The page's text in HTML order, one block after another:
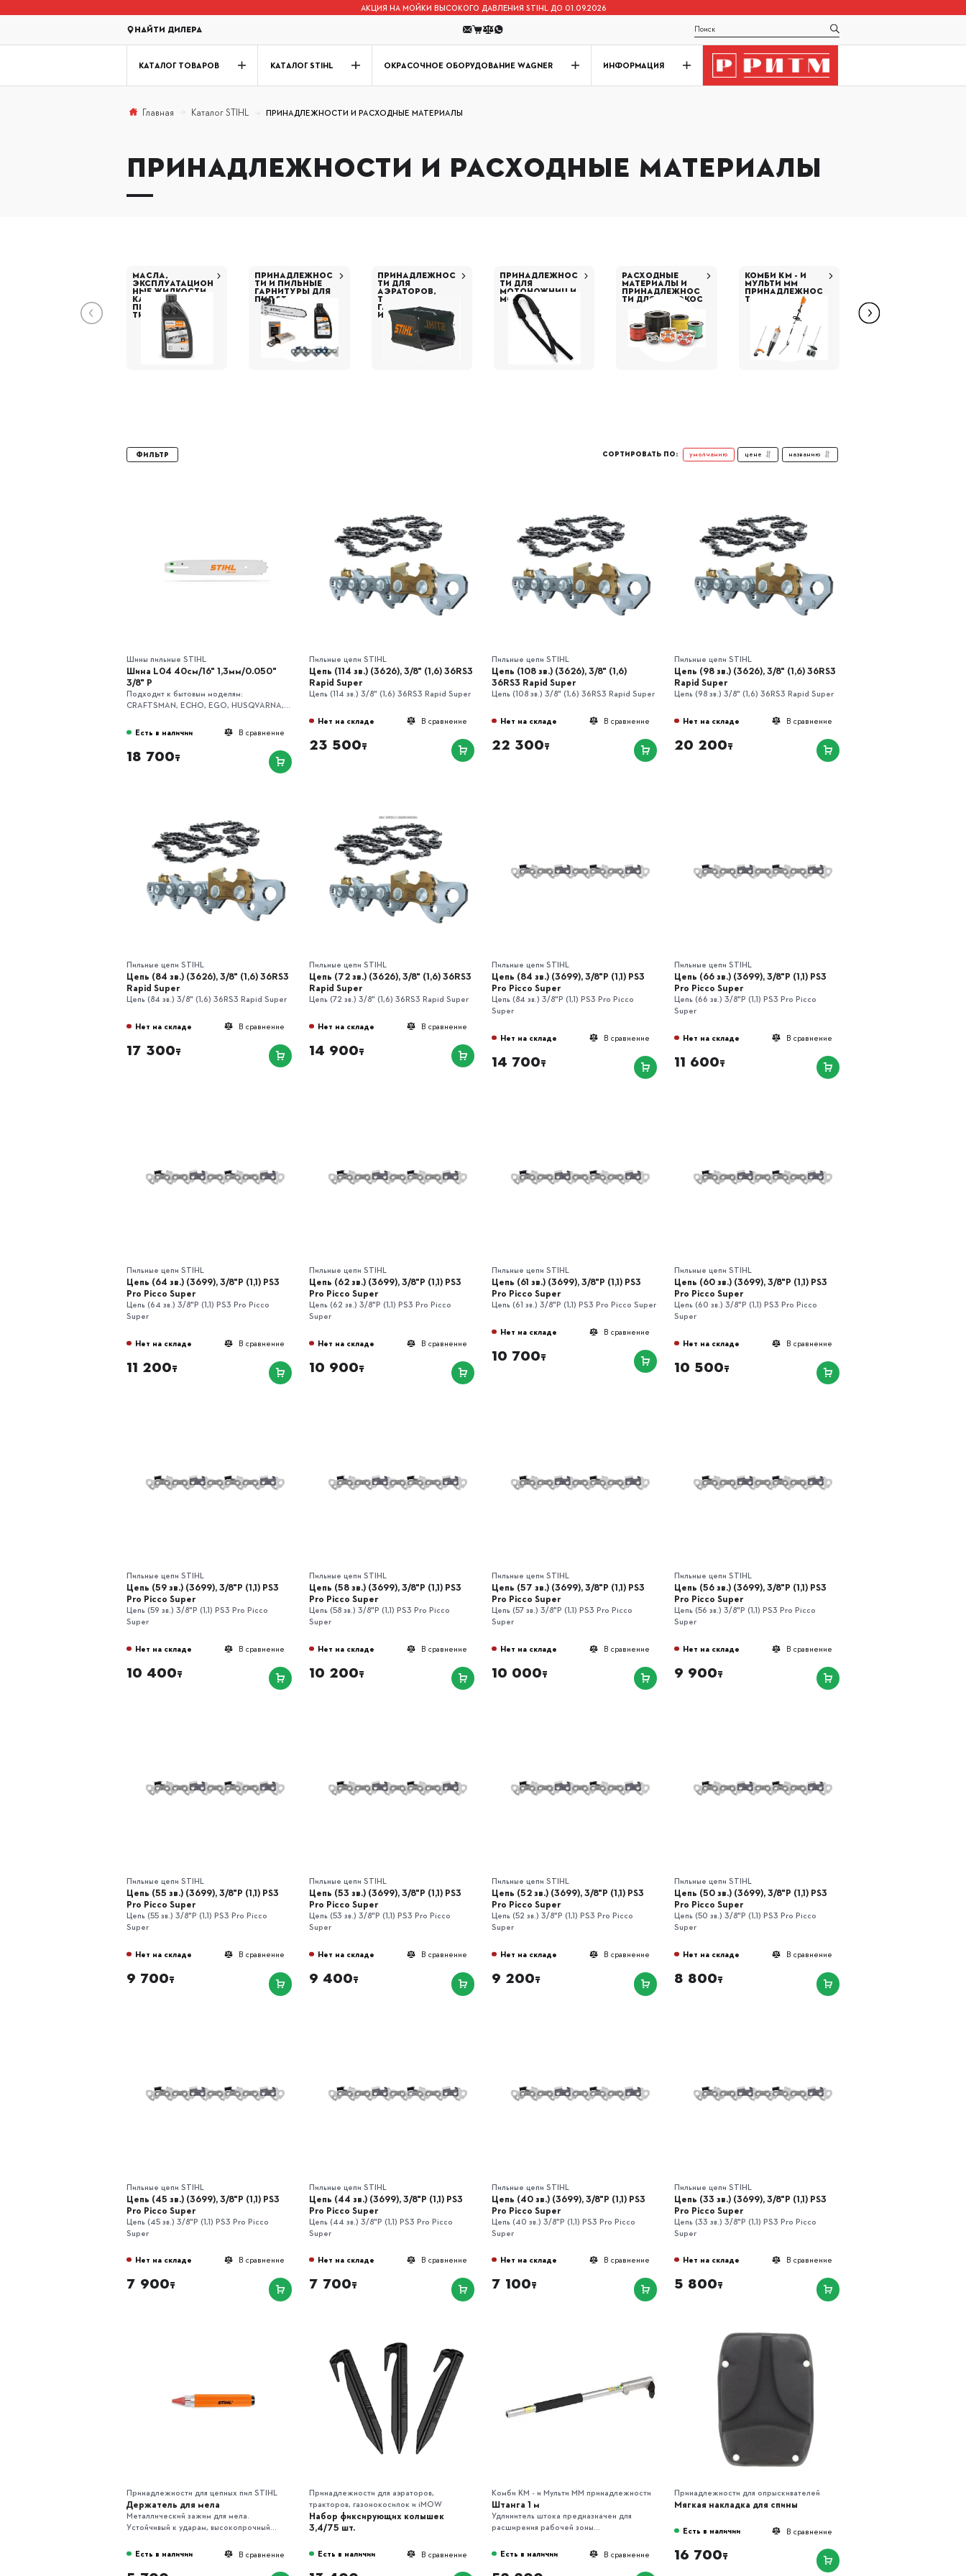
АКЦИЯ НА МОЙКИ ВЫСОКОГО ДАВЛЕНИЯ STIHL ДО 01.09.2026
Найти дилера
КАТАЛОГ ТОВАРОВ КАТАЛОГ STIHL ОКРАСОЧНОЕ ОБОРУДОВАНИЕ WAGNER ИНФОРМАЦИЯ
Главная Каталог STIHL ПРИНАДЛЕЖНОСТИ И РАСХОДНЫЕ МАТЕРИАЛЫ
ПРИНАДЛЕЖНОСТИ И РАСХОДНЫЕ МАТЕРИАЛЫ
МАСЛА,
ЭКСПЛУАТАЦИОН
НЫЕ ЖИДКОСТИ,
КАНИСТРЫ И
ПРИНАДЛЕЖНОС
ТИ.
ПРИНАДЛЕЖНОС
ТИ И ПИЛЬНЫЕ
ГАРНИТУРЫ ДЛЯ
ПИЛ STIHL
ПРИНАДЛЕЖНОС
ТИ ДЛЯ
АЭРАТОРОВ,
ТРАКТОРОВ,
ГАЗОНОКОСИЛОК
И IMOW
ПРИНАДЛЕЖНОС
ТИ ДЛЯ
МОТОНОЖНИЦ И
МОТОСЕКАТОРОВ
РАСХОДНЫЕ
МАТЕРИАЛЫ И
ПРИНАДЛЕЖНОС
ТИ ДЛЯ МОТОКОС
КОМБИ KM - И
МУЛЬТИ MM
ПРИНАДЛЕЖНОС
ТИ
Фильтр СОРТИРОВАТЬ ПО: умолчанию цене названию
Шины пильные STIHL
Шина L04 40см/16" 1,3мм/0.050"
3/8" P
Подходит к бытовым моделям:
CRAFTSMAN, ECHO, EGO, HUSQVARNA,...
В сравнение
Есть в наличии
18 700₸
Пильные цепи STIHL
Цепь (114 зв.) (3626), 3/8" (1,6) 36RS3
Rapid Super
Цепь (114 зв.) 3/8" (1,6) 36RS3 Rapid Super
В сравнение
Нет на складе
23 500₸
Пильные цепи STIHL
Цепь (108 зв.) (3626), 3/8" (1,6)
36RS3 Rapid Super
Цепь (108 зв.) 3/8" (1,6) 36RS3 Rapid Super
В сравнение
Нет на складе
22 300₸
Пильные цепи STIHL
Цепь (98 зв.) (3626), 3/8" (1,6) 36RS3
Rapid Super
Цепь (98 зв.) 3/8" (1,6) 36RS3 Rapid Super
В сравнение
Нет на складе
20 200₸
Пильные цепи STIHL
Цепь (84 зв.) (3626), 3/8" (1,6) 36RS3
Rapid Super
Цепь (84 зв.) 3/8" (1,6) 36RS3 Rapid Super
В сравнение
Нет на складе
17 300₸
Пильные цепи STIHL
Цепь (72 зв.) (3626), 3/8" (1,6) 36RS3
Rapid Super
Цепь (72 зв.) 3/8" (1,6) 36RS3 Rapid Super
В сравнение
Нет на складе
14 900₸
Пильные цепи STIHL
Цепь (84 зв.) (3699), 3/8"P (1,1) РS3
Pro Picco Super
Цепь (84 зв.) 3/8"P (1,1) РS3 Pro Picco
Super
В сравнение
Нет на складе
14 700₸
Пильные цепи STIHL
Цепь (66 зв.) (3699), 3/8"P (1,1) РS3
Pro Picco Super
Цепь (66 зв.) 3/8"P (1,1) РS3 Pro Picco
Super
В сравнение
Нет на складе
11 600₸
Пильные цепи STIHL
Цепь (64 зв.) (3699), 3/8"P (1,1) РS3
Pro Picco Super
Цепь (64 зв.) 3/8"P (1,1) РS3 Pro Picco
Super
В сравнение
Нет на складе
11 200₸
Пильные цепи STIHL
Цепь (62 зв.) (3699), 3/8"P (1,1) РS3
Pro Picco Super
Цепь (62 зв.) 3/8"P (1,1) РS3 Pro Picco
Super
В сравнение
Нет на складе
10 900₸
Пильные цепи STIHL
Цепь (61 зв.) (3699), 3/8"P (1,1) РS3
Pro Picco Super
Цепь (61 зв.) 3/8"P (1,1) РS3 Pro Picco Super
В сравнение
Нет на складе
10 700₸
Пильные цепи STIHL
Цепь (60 зв.) (3699), 3/8"P (1,1) РS3
Pro Picco Super
Цепь (60 зв.) 3/8"P (1,1) РS3 Pro Picco
Super
В сравнение
Нет на складе
10 500₸
Пильные цепи STIHL
Цепь (59 зв.) (3699), 3/8"P (1,1) РS3
Pro Picco Super
Цепь (59 зв.) 3/8"P (1,1) РS3 Pro Picco
Super
В сравнение
Нет на складе
10 400₸
Пильные цепи STIHL
Цепь (58 зв.) (3699), 3/8"P (1,1) РS3
Pro Picco Super
Цепь (58 зв.) 3/8"P (1,1) РS3 Pro Picco
Super
В сравнение
Нет на складе
10 200₸
Пильные цепи STIHL
Цепь (57 зв.) (3699), 3/8"P (1,1) РS3
Pro Picco Super
Цепь (57 зв.) 3/8"P (1,1) РS3 Pro Picco
Super
В сравнение
Нет на складе
10 000₸
Пильные цепи STIHL
Цепь (56 зв.) (3699), 3/8"P (1,1) РS3
Pro Picco Super
Цепь (56 зв.) 3/8"P (1,1) РS3 Pro Picco
Super
В сравнение
Нет на складе
9 900₸
Пильные цепи STIHL
Цепь (55 зв.) (3699), 3/8"P (1,1) РS3
Pro Picco Super
Цепь (55 зв.) 3/8"P (1,1) РS3 Pro Picco
Super
В сравнение
Нет на складе
9 700₸
Пильные цепи STIHL
Цепь (53 зв.) (3699), 3/8"P (1,1) РS3
Pro Picco Super
Цепь (53 зв.) 3/8"P (1,1) РS3 Pro Picco
Super
В сравнение
Нет на складе
9 400₸
Пильные цепи STIHL
Цепь (52 зв.) (3699), 3/8"P (1,1) РS3
Pro Picco Super
Цепь (52 зв.) 3/8"P (1,1) РS3 Pro Picco
Super
В сравнение
Нет на складе
9 200₸
Пильные цепи STIHL
Цепь (50 зв.) (3699), 3/8"P (1,1) РS3
Pro Picco Super
Цепь (50 зв.) 3/8"P (1,1) РS3 Pro Picco
Super
В сравнение
Нет на складе
8 800₸
Пильные цепи STIHL
Цепь (45 зв.) (3699), 3/8"P (1,1) РS3
Pro Picco Super
Цепь (45 зв.) 3/8"P (1,1) РS3 Pro Picco
Super
В сравнение
Нет на складе
7 900₸
Пильные цепи STIHL
Цепь (44 зв.) (3699), 3/8"P (1,1) РS3
Pro Picco Super
Цепь (44 зв.) 3/8"P (1,1) РS3 Pro Picco
Super
В сравнение
Нет на складе
7 700₸
Пильные цепи STIHL
Цепь (40 зв.) (3699), 3/8"P (1,1) РS3
Pro Picco Super
Цепь (40 зв.) 3/8"P (1,1) РS3 Pro Picco
Super
В сравнение
Нет на складе
7 100₸
Пильные цепи STIHL
Цепь (33 зв.) (3699), 3/8"P (1,1) РS3
Pro Picco Super
Цепь (33 зв.) 3/8"P (1,1) РS3 Pro Picco
Super
В сравнение
Нет на складе
5 800₸
Принадлежности для цепных пил STIHL
Держатель для мела
Металлический зажим для мела.
Устойчивый к ударам, высокопрочный...
В сравнение
Есть в наличии
Принадлежности для аэраторов,
тракторов, газонокосилок и iMOW
Набор фиксирующих колышек
3,4/75 шт.
В сравнение
Есть в наличии
Комби KM - и Мульти MM принадлежности
Штанга 1 м
Удлинитель штока предназначен для
расширения рабочей зоны...
В сравнение
Есть в наличии
Принадлежности для опрыскивателей
Мягкая накладка для спины
В сравнение
Есть в наличии
16 700₸